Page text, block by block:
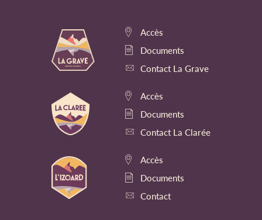
Accès
Documents
Contact La Grave
Accès
Documents
Contact La Clarée
Accès
Documents
Contact